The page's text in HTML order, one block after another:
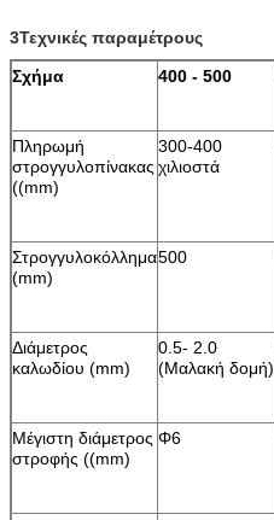
3Τεχνικές παραμέτρους
Σχήμα
400 - 500
Πληρωμή
στρογγυλοπίνακας
((mm)
300-400
χιλιοστά
Στρογγυλοκόλλημα
(mm)
500
Διάμετρος
καλωδίου (mm)
0.5- 2.0
(Μαλακή δομή)
Μέγιστη διάμετρος
στροφής ((mm)
Φ6